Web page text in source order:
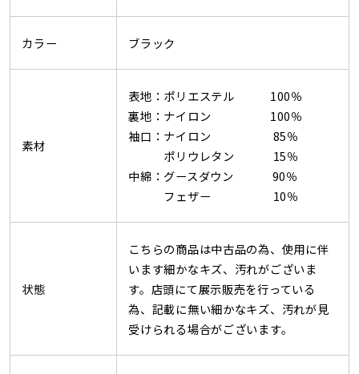
カラー ブラック
素材
表地：ポリエステル 100％
裏地：ナイロン 100％
袖口：ナイロン 85％
ポリウレタン 15％
中綿：グースダウン 90％
フェザー 10％
状態
こちらの商品は中古品の為、使用に伴
います細かなキズ、汚れがございま
す。店頭にて展示販売を行っている
為、記載に無い細かなキズ、汚れが見
受けられる場合がございます。